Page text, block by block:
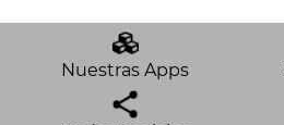
Nuestras Apps